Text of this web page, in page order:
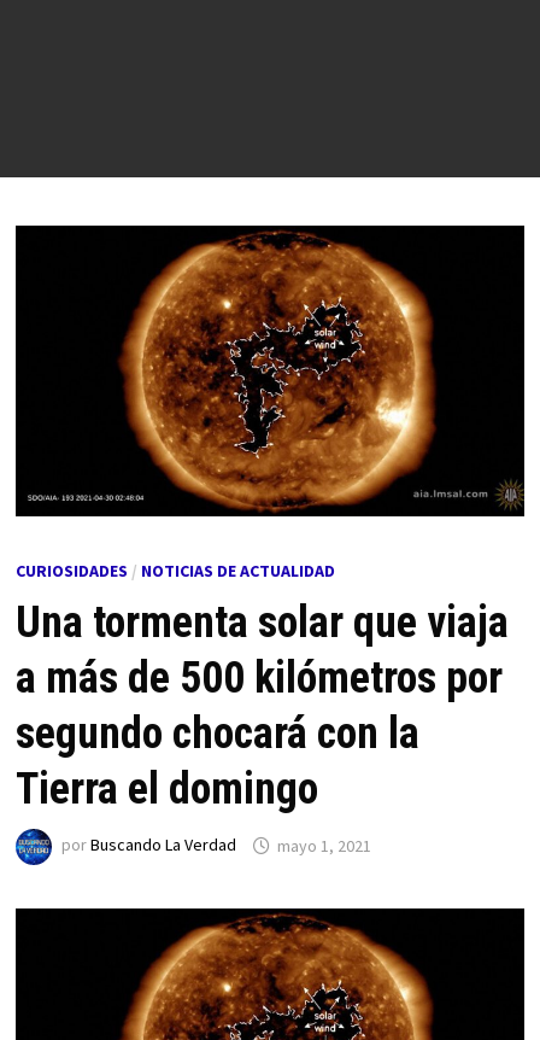
CURIOSIDADES / NOTICIAS DE ACTUALIDAD
Una tormenta solar que viaja
a más de 500 kilómetros por
segundo chocará con la
Tierra el domingo
porBuscando La Verdad mayo 1, 2021